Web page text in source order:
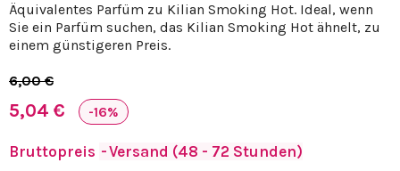
Äquivalentes Parfüm zu Kilian Smoking Hot. Ideal, wenn
Sie ein Parfüm suchen, das Kilian Smoking Hot ähnelt, zu
einem günstigeren Preis.
6,00 €
5,04 € -16%
Bruttopreis Versand (48 - 72 Stunden)